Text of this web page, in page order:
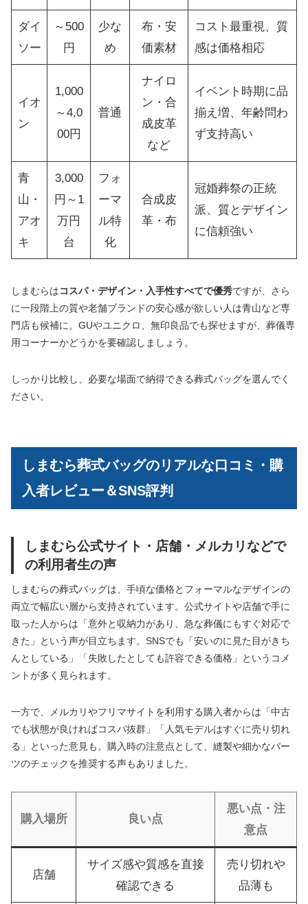
ダイ
ソー
～500
円
少な
め
布・安
価素材
コスト最重視、質
感は価格相応
イオ
ン
1,000
～4,0
00円
普通
ナイロ
ン・合
成皮革
など
イベント時期に品
揃え増、年齢問わ
ず支持高い
青
山・
アオ
キ
3,000
円～1
万円
台
フォ
ーマ
ル特
化
合成皮
革・布
冠婚葬祭の正統
派、質とデザイン
に信頼強い
しまむらはコスパ・デザイン・入手性すべてで優秀ですが、さら
に一段階上の質や老舗ブランドの安心感が欲しい人は青山など専
門店も候補に。GUやユニクロ、無印良品でも探せますが、葬儀専
用コーナーかどうかを要確認しましょう。
しっかり比較し、必要な場面で納得できる葬式バッグを選んでく
ださい。
しまむら葬式バッグのリアルな口コミ・購
入者レビュー＆SNS評判
しまむら公式サイト・店舗・メルカリなどで
の利用者生の声
しまむらの葬式バッグは、手頃な価格とフォーマルなデザインの
両立で幅広い層から支持されています。公式サイトや店舗で手に
取った人からは「意外と収納力があり、急な葬儀にもすぐ対応で
きた」という声が目立ちます。SNSでも「安いのに見た目がきち
んとしている」「失敗したとしても許容できる価格」というコメ
ントが多く見られます。
一方で、メルカリやフリマサイトを利用する購入者からは「中古
でも状態が良ければコスパ抜群」「人気モデルはすぐに売り切れ
る」といった意見も。購入時の注意点として、縫製や細かなパー
ツのチェックを推奨する声もありました。
購入場所 良い点
悪い点・注
意点
店舗
サイズ感や質感を直接
確認できる
売り切れや
品薄も